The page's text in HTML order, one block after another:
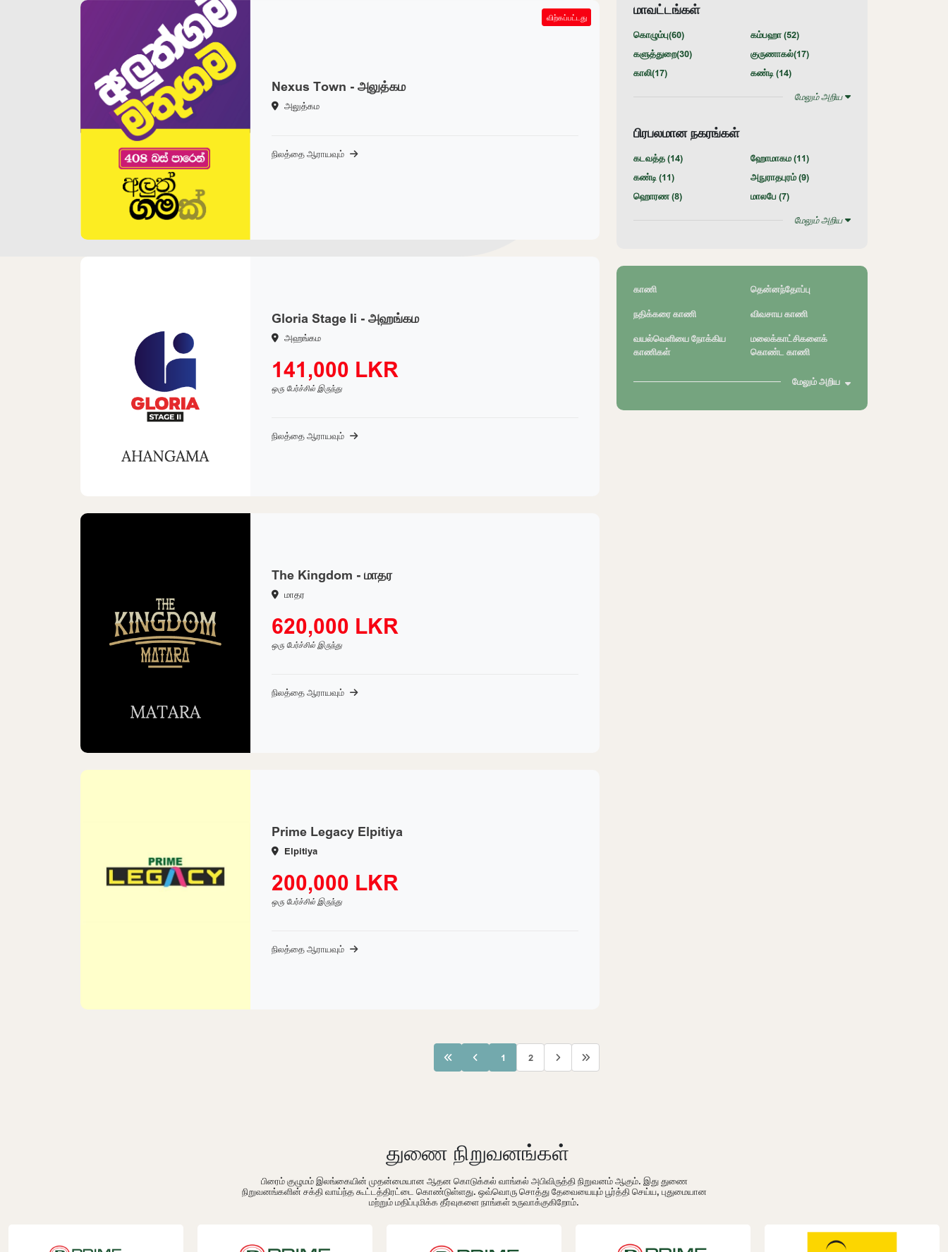
SOLD OUT
Nexus Town - அலுத்கம
அலுத்கம
விற்கப்பட்டது
நிலத்தை ஆராயவும்
Gloria Stage Ii - அஹங்கம
அஹங்கம
141,000 LKR
ஒரு பேர்ச்சில் இருந்து
நிலத்தை ஆராயவும்
The Kingdom - மாதர
மாதர
620,000 LKR
ஒரு பேர்ச்சில் இருந்து
நிலத்தை ஆராயவும்
Prime Legacy Elpitiya
Elpitiya
200,000 LKR
ஒரு பேர்ச்சில் இருந்து
நிலத்தை ஆராயவும்
1 2
மாவட்டங்கள்
கொழும்பு(60) கம்பஹா (52)
களுத்துறை(30) குருணாகல்(17)
காலி(17) கண்டி (14)
மேலும் அறிய
பிரபலமான நகரங்கள்
கடவத்த (14) ஹோமாகம (11)
கண்டி (11) அநுராதபுரம் (9)
ஹொரண (8) மாலபே (7)
மேலும் அறிய
காணி
தென்னந்தோப்பு
நதிக்கரை காணி
விவசாய காணி
வயல்வெளியை நோக்கிய
காணிகள்
மலைக்காட்சிகளைக்
கொண்ட காணி
மேலும் அறிய
துணை நிறுவனங்கள்
பிரைம் குழுமம் இலங்கையின் முதன்மையான ஆதன கொடுக்கல் வாங்கல் அபிவிருத்தி நிறுவனம் ஆகும். இது துணை
நிறுவனங்களின் சக்தி வாய்ந்த கூட்டத்திரட்டை கொண்டுள்ளது. ஒவ்வொரு சொத்து தேவையையும் பூர்த்தி செய்ய, புதுமையான
மற்றும் மதிப்புமிக்க தீர்வுகளை நாங்கள் உருவாக்குகிறோம்.